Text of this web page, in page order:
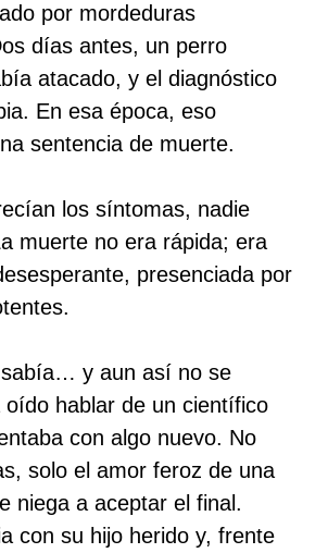
por mordeduras
días antes, un perro
atacado, y el diagnóstico
En esa época, eso
sentencia de muerte.
los síntomas, nadie
muerte no era rápida; era
presenciada por
y aun así no se
oído hablar de un científico
con algo nuevo. No
solo el amor feroz de una
niega a aceptar el final.
con su hijo herido y, frente